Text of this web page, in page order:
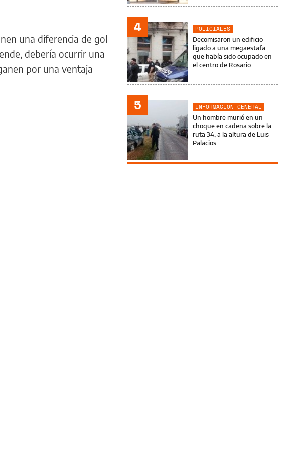
una diferencia de gol
debería ocurrir una
por una ventaja
4
POLICIALES
Decomisaron un edificio
ligado a una megaestafa
que había sido ocupado en
el centro de Rosario
5
INFORMACIÓN GENERAL
Un hombre murió en un
choque en cadena sobre la
ruta 34, a la altura de Luis
Palacios